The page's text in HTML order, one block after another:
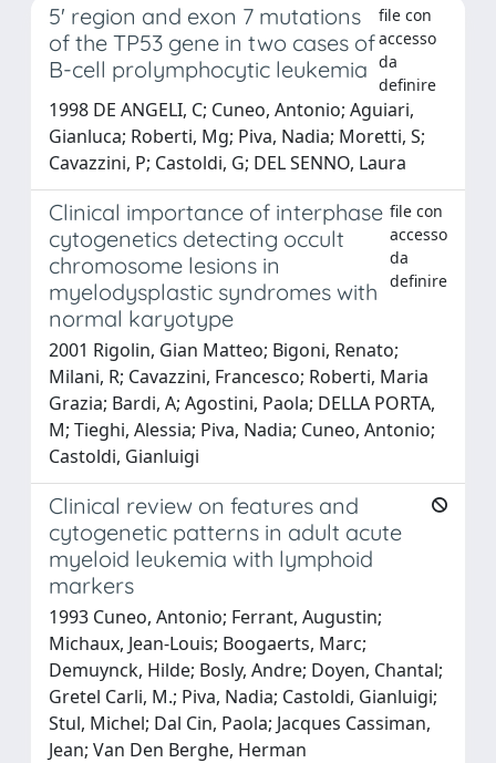
5' region and exon 7 mutations
of the TP53 gene in two cases of
B-cell prolymphocytic leukemia
file con
accesso
da
definire
1998 DE ANGELI, C; Cuneo, Antonio; Aguiari,
Gianluca; Roberti, Mg; Piva, Nadia; Moretti, S;
Cavazzini, P; Castoldi, G; DEL SENNO, Laura
Clinical importance of interphase
cytogenetics detecting occult
chromosome lesions in
myelodysplastic syndromes with
normal karyotype
file con
accesso
da
definire
2001 Rigolin, Gian Matteo; Bigoni, Renato;
Milani, R; Cavazzini, Francesco; Roberti, Maria
Grazia; Bardi, A; Agostini, Paola; DELLA PORTA,
M; Tieghi, Alessia; Piva, Nadia; Cuneo, Antonio;
Castoldi, Gianluigi
Clinical review on features and
cytogenetic patterns in adult acute
myeloid leukemia with lymphoid
markers
1993 Cuneo, Antonio; Ferrant, Augustin;
Michaux, Jean-Louis; Boogaerts, Marc;
Demuynck, Hilde; Bosly, Andre; Doyen, Chantal;
Gretel Carli, M.; Piva, Nadia; Castoldi, Gianluigi;
Stul, Michel; Dal Cin, Paola; Jacques Cassiman,
Jean; Van Den Berghe, Herman